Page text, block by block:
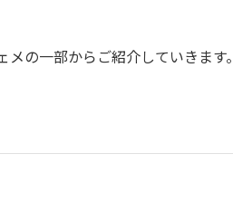
の一部からご紹介していきます。